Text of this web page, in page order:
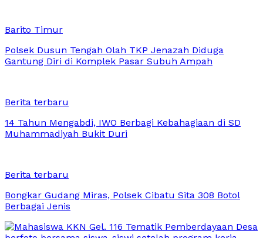
Barito Timur
Polsek Dusun Tengah Olah TKP Jenazah Diduga
Gantung Diri di Komplek Pasar Subuh Ampah
Berita terbaru
14 Tahun Mengabdi, IWO Berbagi Kebahagiaan di SD
Muhammadiyah Bukit Duri
Berita terbaru
Bongkar Gudang Miras, Polsek Cibatu Sita 308 Botol
Berbagai Jenis